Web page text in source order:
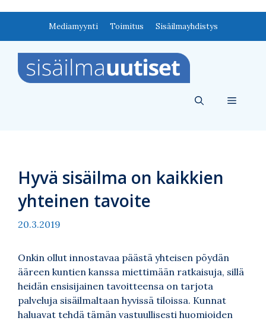
Mediamyynti Toimitus Sisäilmayhdistys
Valikko
Hyvä sisäilma on kaikkien
yhteinen tavoite
20.3.2019
Onkin ollut innostavaa päästä yhteisen pöydän
ääreen kuntien kanssa miettimään ratkaisuja, sillä
heidän ensisijainen tavoitteensa on tarjota
palveluja sisäilmaltaan hyvissä tiloissa. Kunnat
haluavat tehdä tämän vastuullisesti huomioiden